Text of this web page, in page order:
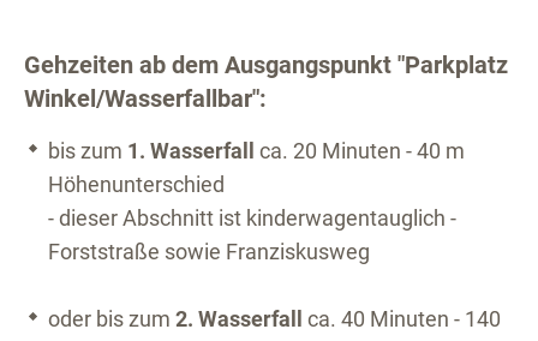
Gehzeiten ab dem Ausgangspunkt "Parkplatz
Winkel/Wasserfallbar":
bis zum 1. Wasserfall
ca. 20 Minuten - 40 m
Höhenunterschied
- dieser Abschnitt ist kinderwagentauglich -
Forststraße sowie Franziskusweg
oder bis zum 2. Wasserfall
ca. 40 Minuten - 140